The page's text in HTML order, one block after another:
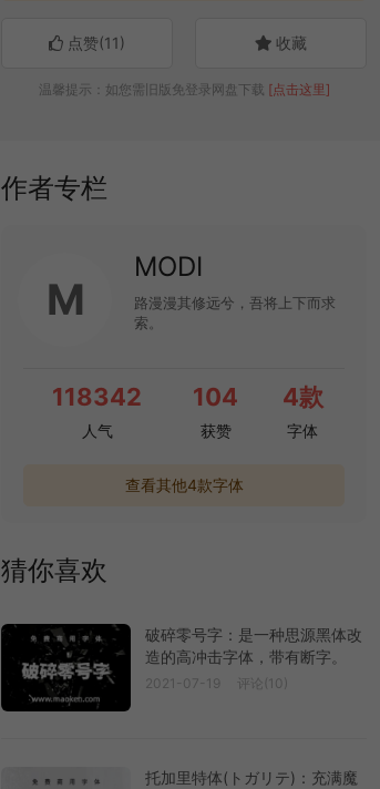
点赞(11) 收藏
温馨提示：如您需旧版免登录网盘下载 [点击这里]
作者专栏
M
MODI
路漫漫其修远兮，吾将上下而求
索。
118342
人气
104
获赞
4款
字体
查看其他4款字体
猜你喜欢
破碎零号字：是一种思源黑体改
造的高冲击字体，带有断字。
2021-07-19 评论(10)
托加里特体(トガリテ)：充满魔